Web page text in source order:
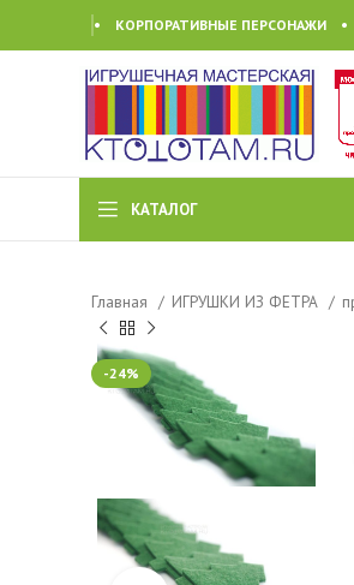
• КОРПОРАТИВНЫЕ ПЕРСОНАЖИ
КАТАЛОГ
Главная ИГРУШКИ ИЗ ФЕТРА
-24%